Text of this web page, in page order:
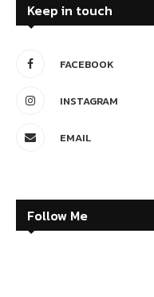
Keep in touch
FACEBOOK
INSTAGRAM
EMAIL
Follow Me